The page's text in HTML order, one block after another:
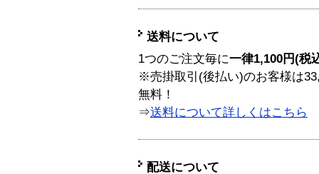
送料について
1つのご注文毎に一律1,100円(税
※売掛取引(後払い)のお客様は
無料！
⇒送料について詳しくはこちら
配送について